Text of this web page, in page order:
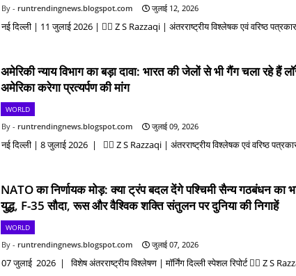
runtrendingnews.blogspot.com जुलाई 12, 2026
नई दिल्ली | 11 जुलाई 2026 | ✍🏻 Z S Razzaqi | अंतरराष्ट्रीय विश्लेषक एवं वरिष्ठ पत्रकार
अमेरिकी न्याय विभाग का बड़ा दावा: भारत की जेलों से भी गैंग चला रहे हैं
अमेरिका करेगा प्रत्यर्पण की मांग
WORLD
runtrendingnews.blogspot.com जुलाई 09, 2026
नई दिल्ली | 8 जुलाई 2026 | ✍🏻 Z S Razzaqi | अंतरराष्ट्रीय विश्लेषक एवं वरिष्ठ
NATO का निर्णायक मोड़: क्या ट्रंप बदल देंगे पश्चिमी सैन्य गठबंधन का
युद्ध, F-35 सौदा, रूस और वैश्विक शक्ति संतुलन पर दुनिया की निगाहें
WORLD
runtrendingnews.blogspot.com जुलाई 07, 2026
07 जुलाई 2026 | विशेष अंतरराष्ट्रीय विश्लेषण | मॉर्निंग दिल्ली स्पेशल रिपोर्ट ✍🏻 Z S